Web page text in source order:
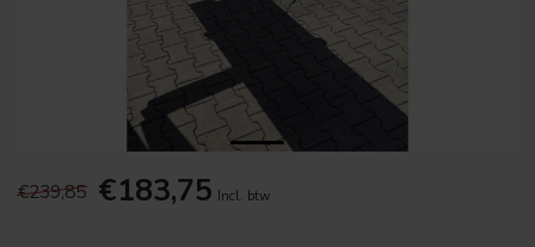
€239,85 €183,75 Incl. btw